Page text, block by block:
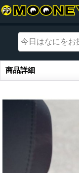
商品詳細
商品詳細